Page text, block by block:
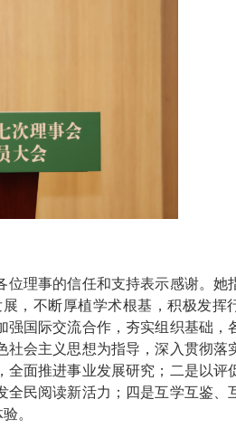
理事的信任和支持表示感谢。她
，不断厚植学术根基，积极发挥
国际交流合作，夯实组织基础，
会主义思想为指导，深入贯彻落
面推进事业发展研究；二是以评
民阅读新活力；四是互学互鉴、
。